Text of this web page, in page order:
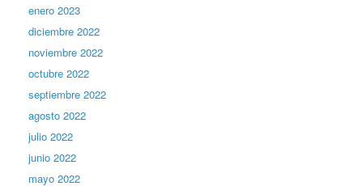
enero 2023
diciembre 2022
noviembre 2022
octubre 2022
septiembre 2022
agosto 2022
julio 2022
junio 2022
mayo 2022